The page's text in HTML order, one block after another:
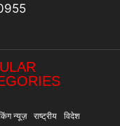
न्यूज़ राष्ट्रीय विदेश